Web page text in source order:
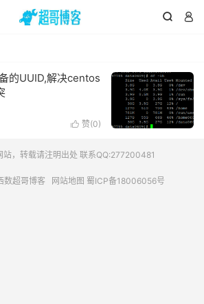
 
的UUID,解决centos
 赞(0)
站，转载请注明出处 联系QQ:277200481
数超哥博客 网站地图 蜀ICP备18006056号